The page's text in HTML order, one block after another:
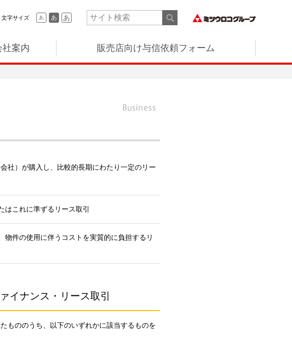
文字サイズ あ あ あ
社案内 販売店向け与信依頼フォーム
社）が購入し、比較的長期にわたり一定のリー
はこれに準ずるリース取引
件の使用に伴うコストを実質的に負担するリ
イナンス・リース取引
もののうち、以下のいずれかに該当するものを